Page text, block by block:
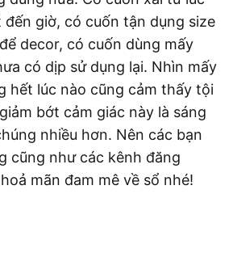
đến giờ, có cuốn tận dụng size
decor, có cuốn dùng mấy
có dịp sử dụng lại. Nhìn mấy
hết lúc nào cũng cảm thấy tội
bớt cảm giác này là sáng
nhiều hơn. Nên các bạn
cũng như các kênh đăng
mãn đam mê về sổ nhé!